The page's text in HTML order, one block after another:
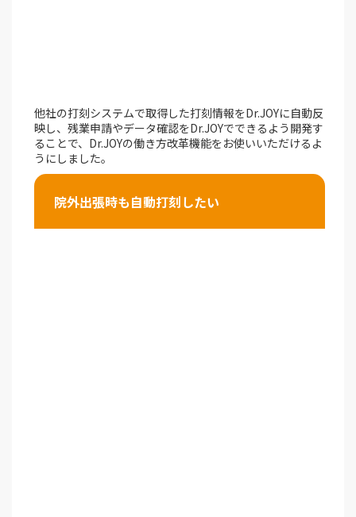
他社の打刻システムで取得した打刻情報をDr.JOYに自動反
映し、残業申請やデータ確認をDr.JOYでできるよう開発す
ることで、Dr.JOYの働き方改革機能をお使いいただけるよ
うにしました。
院外出張時も自動打刻したい